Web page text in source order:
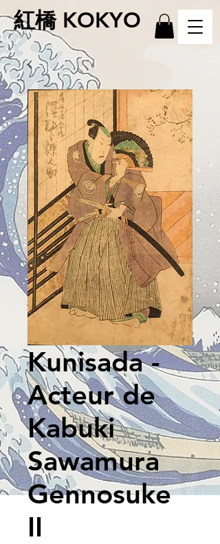
紅橋 KOKYO
Kunisada -
Acteur de
Kabuki
Sawamura
Gennosuke
II